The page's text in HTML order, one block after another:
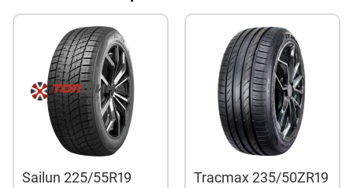
Sailun 225/55R19
Tracmax 235/50ZR19